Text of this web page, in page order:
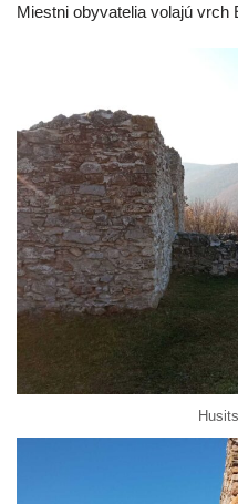
Miestni obyvatelia volajú vrch